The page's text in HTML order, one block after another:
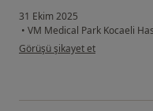
31 Ekim 2025
• VM Medical Park Kocaeli
kullanıcının görüşüne göre er...n
Görüşü şikayet et